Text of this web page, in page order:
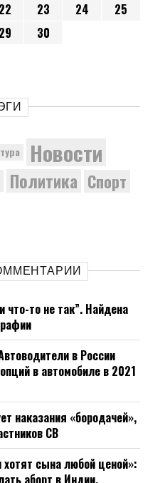
22 23 24
25
29
30
Новости
Политика Спорт
что-то не так”. Найдена
в России
в автомобиле в 2021
наказания «бородачей»,
СВ
хотят сына любой ценой»:
аборт в Индии.